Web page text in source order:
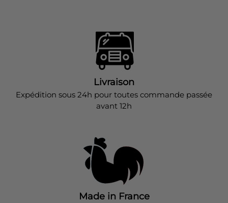
Livraison
Expédition sous 24h pour toutes commande passée
avant 12h
Made in France